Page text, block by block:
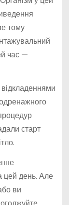
тому
час —
старт
цей день. Але
ви